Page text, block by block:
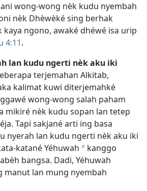
wong-wong nèk kudu nyembah
nèk Dhèwèké sing berhak
ngono, awaké dhéwé isa urip
4:11.
lan kudu ngerti nèk aku iki
terjemahan Alkitab,
kalimat kuwi diterjemahké
wong-wong salah paham
mikiré nèk kudu sopan lan tetep
Tapi sakjané arti ing basa
nyerah lan kudu ngerti nèk aku iki
katané Yéhuwah b kanggo
bangsa. Dadi, Yéhuwah
manut lan mung nyembah